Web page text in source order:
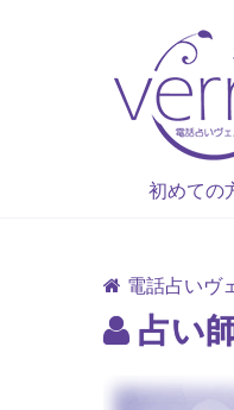
初めての
電話占いヴ
占い